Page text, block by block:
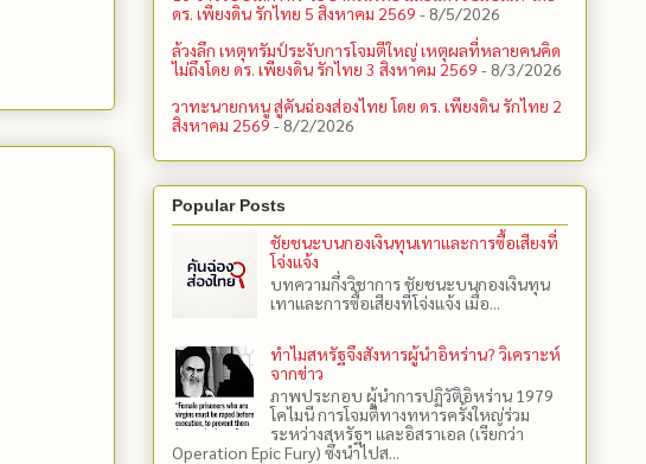
ดร. เพียงดิน รักไทย 5 สิงหาคม 2569 - 8/5/2026
ล้วงลึก เหตุทรัมป์ระงับการโจมตีใหญ่ เหตุผลที่หลายคนคิด
ไม่ถึงโดย ดร. เพียงดิน รักไทย 3 สิงหาคม 2569 - 8/3/2026
วาทะนายกหนู สู่คันฉ่องส่องไทย โดย ดร. เพียงดิน รักไทย 2
สิงหาคม 2569 - 8/2/2026
Popular Posts
ชัยชนะบนกองเงินทุนเทาและการซื้อเสียงที่
โจ่งแจ้ง
บทความกึ่งวิชาการ ชัยชนะบนกองเงินทุน
เทาและการซื้อเสียงที่โจ่งแจ้ง เมื่อ...
ทำไมสหรัฐจึงสังหารผู้นำอิหร่าน? วิเคราะห์
จากข่าว
ภาพประกอบ ผู้นำการปฏิวัติอิหร่าน 1979
โคไมนี การโจมตีทางทหารครั้งใหญ่ร่วม
ระหว่างสหรัฐฯ และอิสราเอล (เรียกว่า
Operation Epic Fury) ซึ่งนำไปส...